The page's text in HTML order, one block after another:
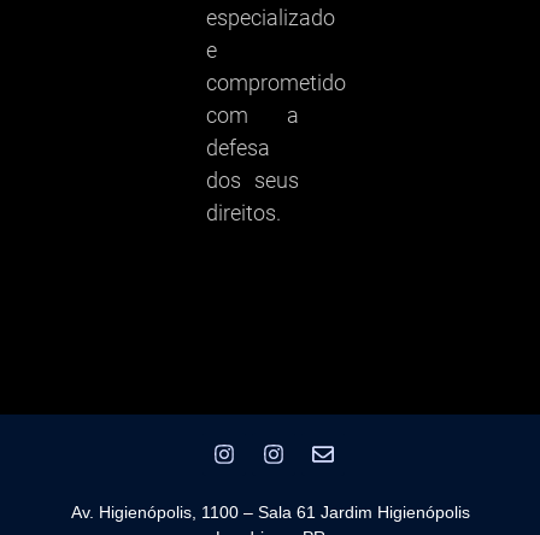
especializado
e
comprometido
com a
defesa
dos seus
direitos.
Av. Higienópolis, 1100 – Sala 61 Jardim Higienópolis